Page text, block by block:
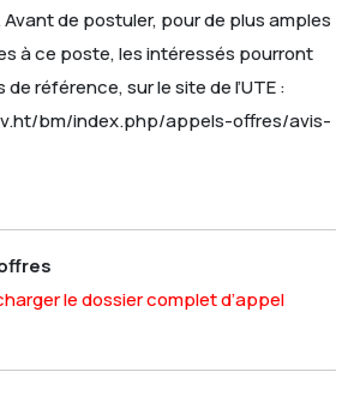
Avant de postuler, pour de plus amples
à ce poste, les intéressés pourront
référence, sur le site de l’UTE :
bm/index.php/appels-offres/avis-
le dossier complet d’appel